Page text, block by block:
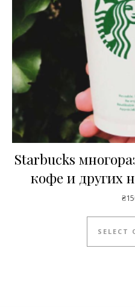
Starbucks
кофе и других
₴
SELECT